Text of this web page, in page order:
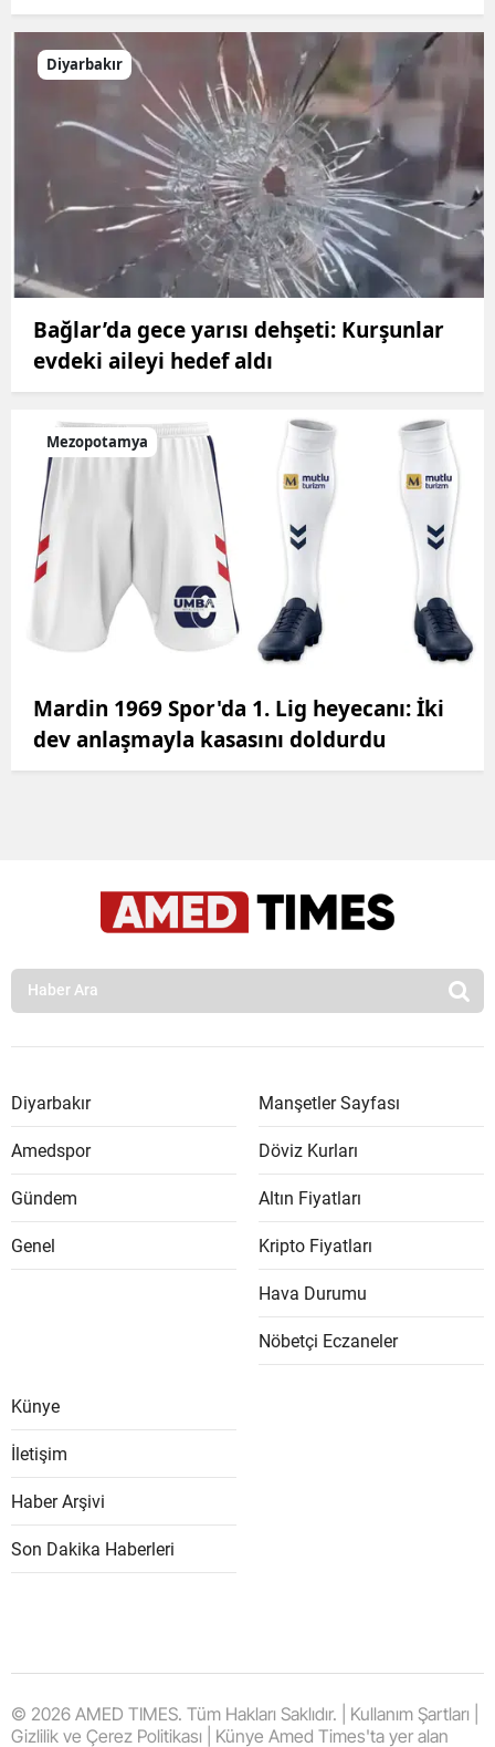
Diyarbakır
Bağlar’da gece yarısı dehşeti: Kurşunlar
evdeki aileyi hedef aldı
Mezopotamya
Mardin 1969 Spor'da 1. Lig heyecanı: İki
dev anlaşmayla kasasını doldurdu
Diyarbakır
Amedspor
Gündem
Genel
Manşetler Sayfası
Döviz Kurları
Altın Fiyatları
Kripto Fiyatları
Hava Durumu
Nöbetçi Eczaneler
Künye
İletişim
Haber Arşivi
Son Dakika Haberleri
© 2026 AMED TIMES. Tüm Hakları Saklıdır. | Kullanım Şartları |
Gizlilik ve Çerez Politikası | Künye Amed Times'ta yer alan